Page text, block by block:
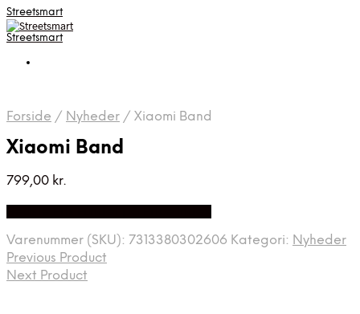
Streetsmart
Streetsmart
Forside / Nyheder / Xiaomi Band
Xiaomi Band
799,00 kr.
Varenummer (SKU): 7313380302606 Kategori: Nyheder
Previous Product
Next Product